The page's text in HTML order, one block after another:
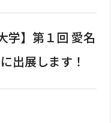
学】第１回 愛名
出展します！